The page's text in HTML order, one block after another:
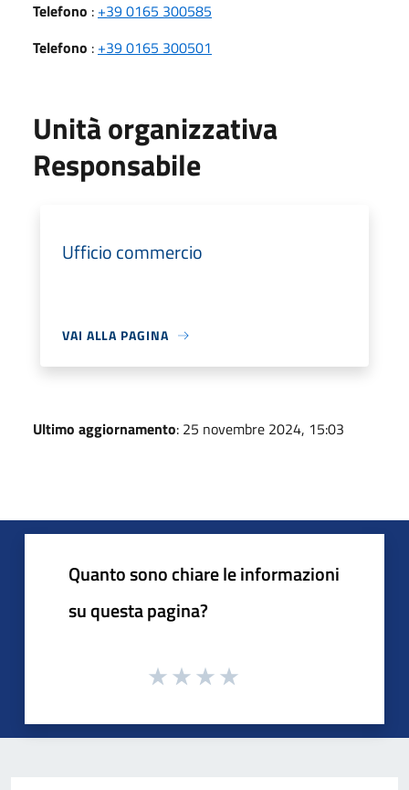
Telefono : +39 0165 300585
Telefono : +39 0165 300501
Unità organizzativa
Responsabile
Ufficio commercio
VAI ALLA PAGINA
Ultimo aggiornamento: 25 novembre 2024, 15:03
Quanto sono chiare le informazioni
su questa pagina?